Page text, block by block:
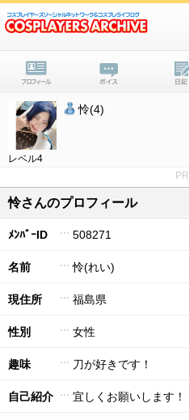
レベル4
怜(4)
PR
怜さんのプロフィール
ﾒﾝﾊﾞｰID 508271
名前 怜(れい)
現住所 福島県
性別 女性
趣味 刀が好きです！
自己紹介 宜しくお願いします！